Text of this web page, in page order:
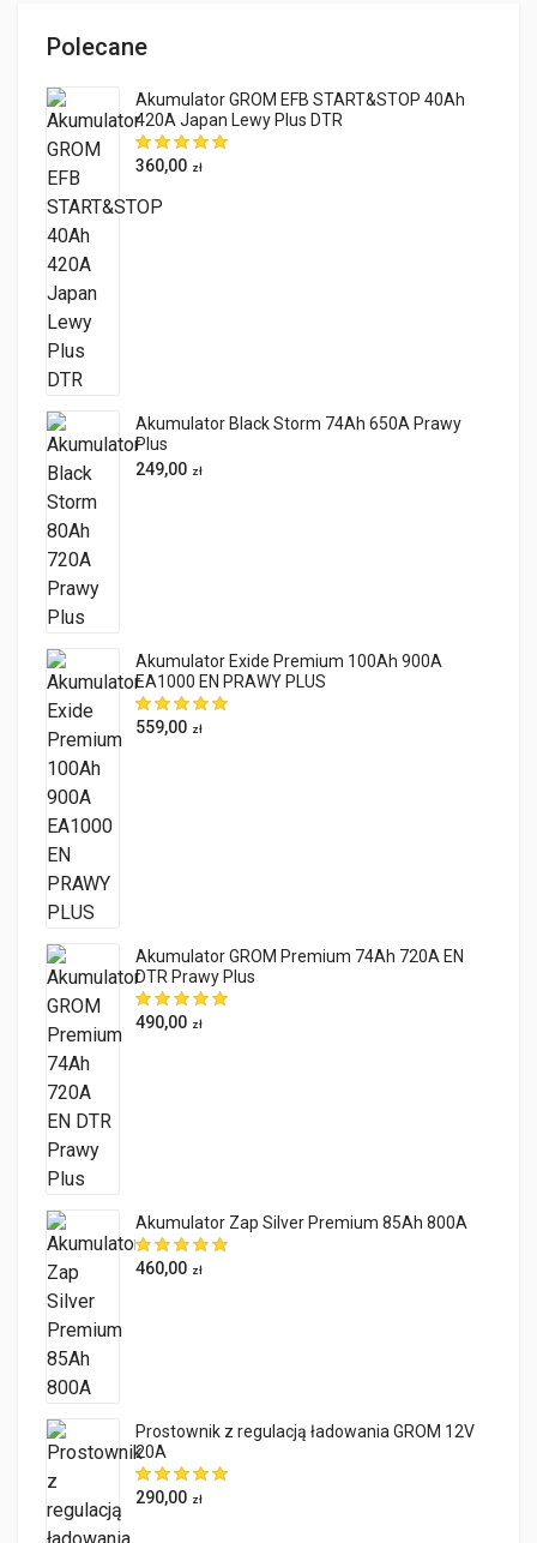
Polecane
Akumulator GROM EFB START&STOP 40Ah
420A Japan Lewy Plus DTR
360,00 zł
Akumulator Black Storm 74Ah 650A Prawy
Plus
249,00 zł
Akumulator Exide Premium 100Ah 900A
EA1000 EN PRAWY PLUS
559,00 zł
Akumulator GROM Premium 74Ah 720A EN
DTR Prawy Plus
490,00 zł
Akumulator Zap Silver Premium 85Ah 800A
460,00 zł
Prostownik z regulacją ładowania GROM 12V
20A
290,00 zł